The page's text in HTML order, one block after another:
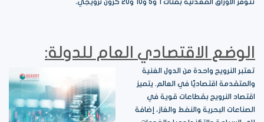
تتوفر الأوراق المعدنية بفئات 1 و5 و10 و20 كرون نرويجي.
الوضع الاقتصادي العام للدولة:
تعتبر النرويج واحدة من الدول الغنية
والمتقدمة اقتصاديًا في العالم. يتميز
اقتصاد النرويج بقطاعات قوية في
الصناعات البحرية والنفط والغاز، إضافة